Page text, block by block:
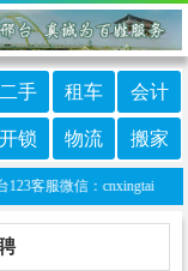
二手 租车 会计
开锁 物流 搬家
客服微信：cnxingtai